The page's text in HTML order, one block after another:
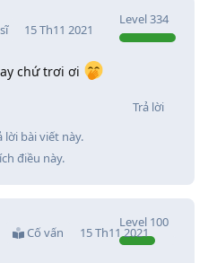
Level334
15 Th11 2021
chứ trơi ơi
Trả lời
lời bài viết này.
điều này.
Cố vấn
Level 100
15 Th11 2021